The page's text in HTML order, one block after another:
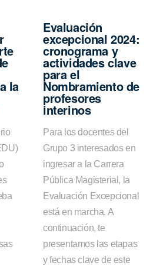
la
Evaluación
excepcional 2024:
cronograma y
actividades clave
para el
Nombramiento de
profesores
interinos
Para los docentes del
Grupo 3 interesados en
ingresar a la Carrera
Pública Magisterial, la
Evaluación Excepcional
está en marcha. A
continuación, te
presentamos las etapas
y fechas clave de este